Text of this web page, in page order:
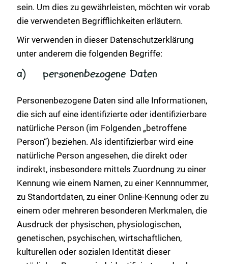
sein. Um dies zu gewährleisten, möchten wir vorab
die verwendeten Begrifflichkeiten erläutern.
Wir verwenden in dieser Datenschutzerklärung
unter anderem die folgenden Begriffe:
a) personenbezogene Daten
Personenbezogene Daten sind alle Informationen,
die sich auf eine identifizierte oder identifizierbare
natürliche Person (im Folgenden „betroffene
Person“) beziehen. Als identifizierbar wird eine
natürliche Person angesehen, die direkt oder
indirekt, insbesondere mittels Zuordnung zu einer
Kennung wie einem Namen, zu einer Kennnummer,
zu Standortdaten, zu einer Online-Kennung oder zu
einem oder mehreren besonderen Merkmalen, die
Ausdruck der physischen, physiologischen,
genetischen, psychischen, wirtschaftlichen,
kulturellen oder sozialen Identität dieser